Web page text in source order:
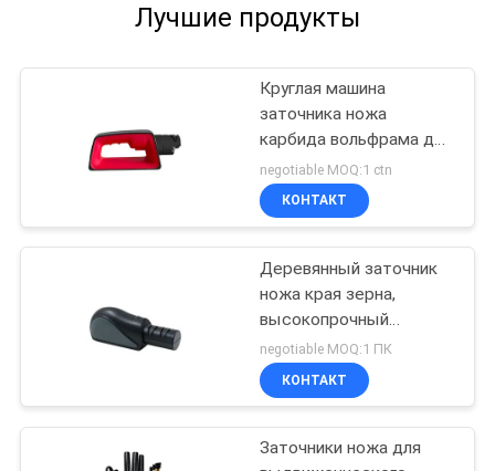
Лучшие продукты
Круглая машина
заточника ножа
карбида вольфрама для
точить инструмента
ножа
negotiable MOQ:1 ctn
КОНТАКТ
Деревянный заточник
ножа края зерна,
высокопрочный
заточник острого ножа
работы
negotiable MOQ:1 ПК
КОНТАКТ
Заточники ножа для